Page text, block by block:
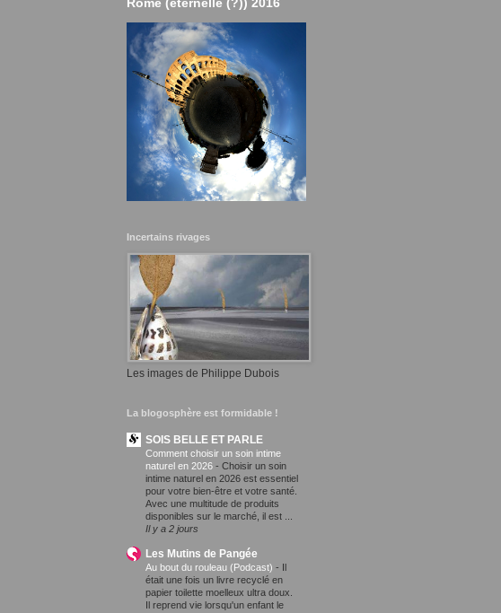
Rome (éternelle (?)) 2016
Incertains rivages
Les images de Philippe Dubois
La blogosphère est formidable !
SOIS BELLE ET PARLE
Comment choisir un soin intime
naturel en 2026 - Choisir un soin
intime naturel en 2026 est essentiel
pour votre bien-être et votre santé.
Avec une multitude de produits
disponibles sur le marché, il est ...
Il y a 2 jours
Les Mutins de Pangée
Au bout du rouleau (Podcast) - Il
était une fois un livre recyclé en
papier toilette moelleux ultra doux.
Il reprend vie lorsqu'un enfant le